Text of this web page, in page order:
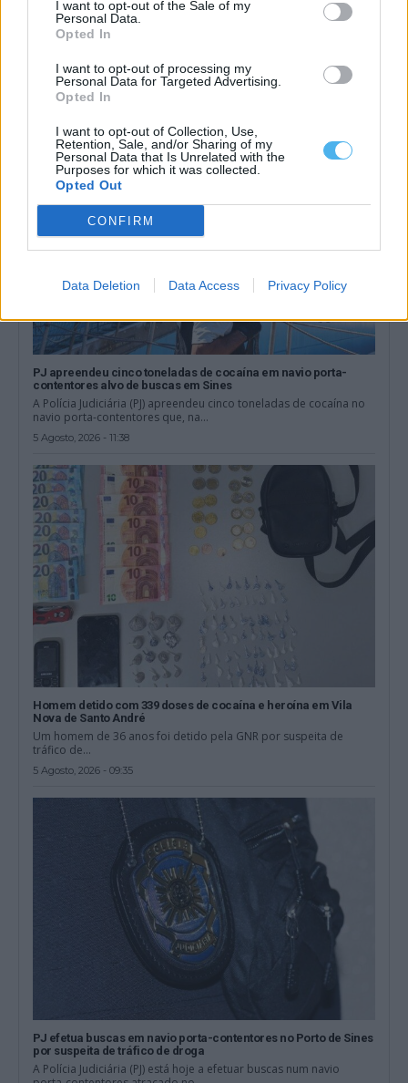
I want to opt-out of the Sale of my
Personal Data.
Opted In
I want to opt-out of processing my
Personal Data for Targeted Advertising.
Opted In
I want to opt-out of Collection, Use,
Retention, Sale, and/or Sharing of my
Personal Data that Is Unrelated with the
Purposes for which it was collected.
Opted Out
CONFIRM
Data Deletion Data Access Privacy Policy
Autoridades já apreenderam mais cocaína em 2026 do que em
As autoridades portuguesas apreenderam cerca de 28 toneladas
de cocaína desde o início de...
5 Agosto, 2026 - 16:52
PJ apreendeu cinco toneladas de cocaína em navio porta-
contentores alvo de buscas em Sines
A Polícia Judiciária (PJ) apreendeu cinco toneladas de cocaína no
navio porta-contentores que, na...
5 Agosto, 2026 - 11:38
Homem detido com 339 doses de cocaína e heroína em Vila
Nova de Santo André
Um homem de 36 anos foi detido pela GNR por suspeita de
tráfico de...
5 Agosto, 2026 - 09:35
PJ efetua buscas em navio porta-contentores no Porto de Sines
por suspeita de tráfico de droga
A Polícia Judiciária (PJ) está hoje a efetuar buscas num navio